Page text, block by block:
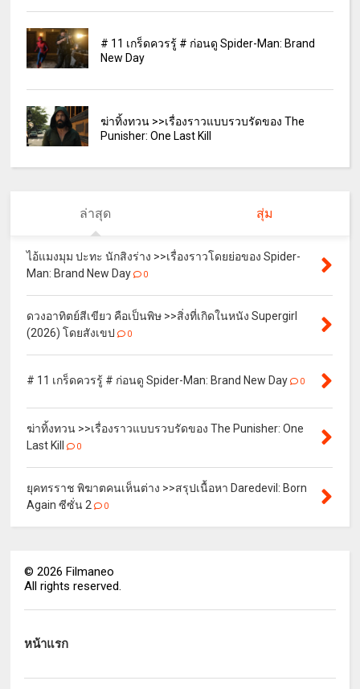
# 11 เกร็ดควรรู้ # ก่อนดู Spider-Man: Brand
New Day
ฆ่าทิ้งทวน >>เรื่องราวแบบรวบรัดของ The
Punisher: One Last Kill
ล่าสุด สุ่ม
ไอ้แมงมุม ปะทะ นักสิงร่าง >>เรื่องราวโดยย่อของ Spider-
Man: Brand New Day
0
ดวงอาทิตย์สีเขียว คือเป็นพิษ >>สิ่งที่เกิดในหนัง Supergirl
(2026) โดยสังเขป
0
# 11 เกร็ดควรรู้ # ก่อนดู Spider-Man: Brand New Day 0
ฆ่าทิ้งทวน >>เรื่องราวแบบรวบรัดของ The Punisher: One
Last Kill
0
ยุคทรราช พิฆาตคนเห็นต่าง >>สรุปเนื้อหา Daredevil: Born
Again ซีซั่น 2
0
©2026 Filmaneo
All rights reserved.
หน้าแรก